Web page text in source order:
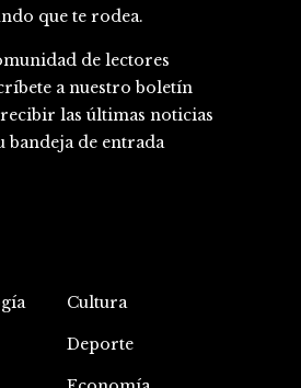
que te rodea.
de lectores
a nuestro boletín
las últimas noticias
bandeja de entrada
Cultura
Deporte